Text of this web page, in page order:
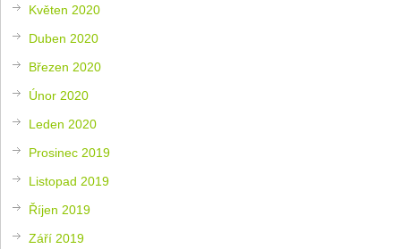
Květen 2020
Duben 2020
Březen 2020
Únor 2020
Leden 2020
Prosinec 2019
Listopad 2019
Říjen 2019
Září 2019